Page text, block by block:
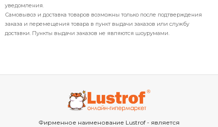
уведомления.
Самовывоз и доставка товаров возможны только после подтверждения
заказа и перемещения товара в пункт выдачи заказов или службу
доставки. Пункты выдачи заказов не являются шоурумами.
Фирменное наименование Lustrof - является